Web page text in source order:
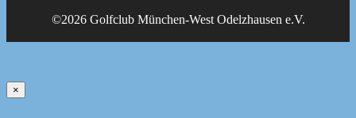
©2026 Golfclub München-West Odelzhausen e.V.
×